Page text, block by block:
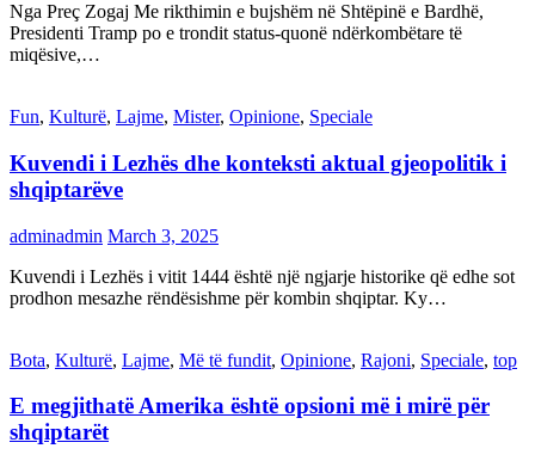
Nga Preç Zogaj Me rikthimin e bujshëm në Shtëpinë e Bardhë,
Presidenti Tramp po e trondit status-quonë ndërkombëtare të
miqësive,…
Fun, Kulturë, Lajme, Mister, Opinione, Speciale
Kuvendi i Lezhës dhe konteksti aktual gjeopolitik i
shqiptarëve
adminadmin March 3, 2025
Kuvendi i Lezhës i vitit 1444 është një ngjarje historike që edhe sot
prodhon mesazhe rëndësishme për kombin shqiptar. Ky…
Bota, Kulturë, Lajme, Më të fundit, Opinione, Rajoni, Speciale, top
E megjithatë Amerika është opsioni më i mirë për
shqiptarët